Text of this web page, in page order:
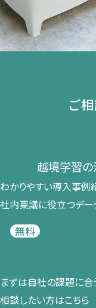
ご
越境学習の​
わかりやすい導入事例
社内稟議に​役立つデ
無料
まずは​自社の​課題に​合
相談したい方は​こちら